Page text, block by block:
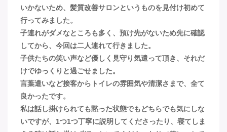
いかないため、髪質改善サロンというものを見付け初めて
行ってみました。
子連れがダメなところも多く、預け先がないため先に確認
してから、今回は二人連れて行きました。
子供たちの笑い声など優しく見守り気遣って頂き、それだ
けでゆっくりと過ごせました。
言葉遣いなど接客からトイレの雰囲気や清潔さまで、全て
良かったです。
私は話し掛けられても黙った状態でもどちらでも気にしな
いですが、1つ1つ丁寧に説明してくださったり、寝てしま